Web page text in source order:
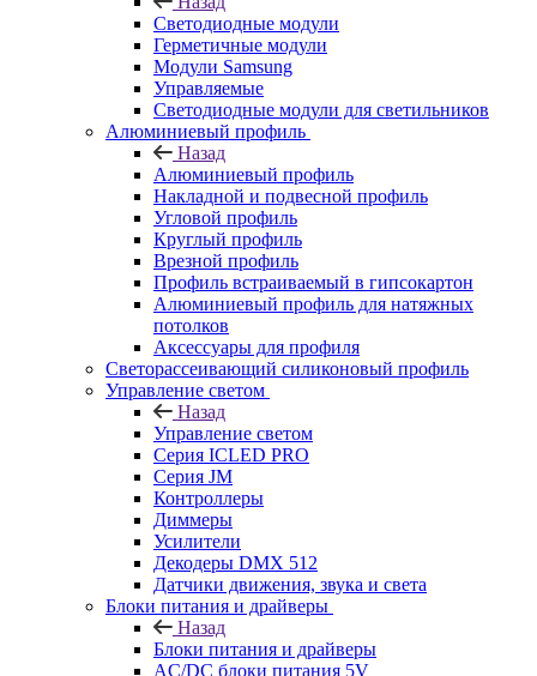
Светодиодные модули
Герметичные модули
Модули Samsung
Управляемые
Светодиодные модули для светильников
Алюминиевый профиль
Назад
Алюминиевый профиль
Накладной и подвесной профиль
Угловой профиль
Круглый профиль
Врезной профиль
Профиль встраиваемый в гипсокартон
Алюминиевый профиль для натяжных
потолков
Аксессуары для профиля
Светорассеивающий силиконовый профиль
Управление светом
Назад
Управление светом
Серия ICLED PRO
Серия JM
Контроллеры
Диммеры
Усилители
Декодеры DMX 512
Датчики движения, звука и света
Блоки питания и драйверы
Назад
Блоки питания и драйверы
AC/DC блоки питания 5V